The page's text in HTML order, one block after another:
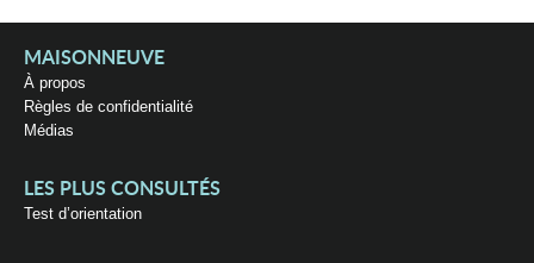
MAISONNEUVE
À propos
Règles de confidentialité
Médias
LES PLUS CONSULTÉS
Test d’orientation